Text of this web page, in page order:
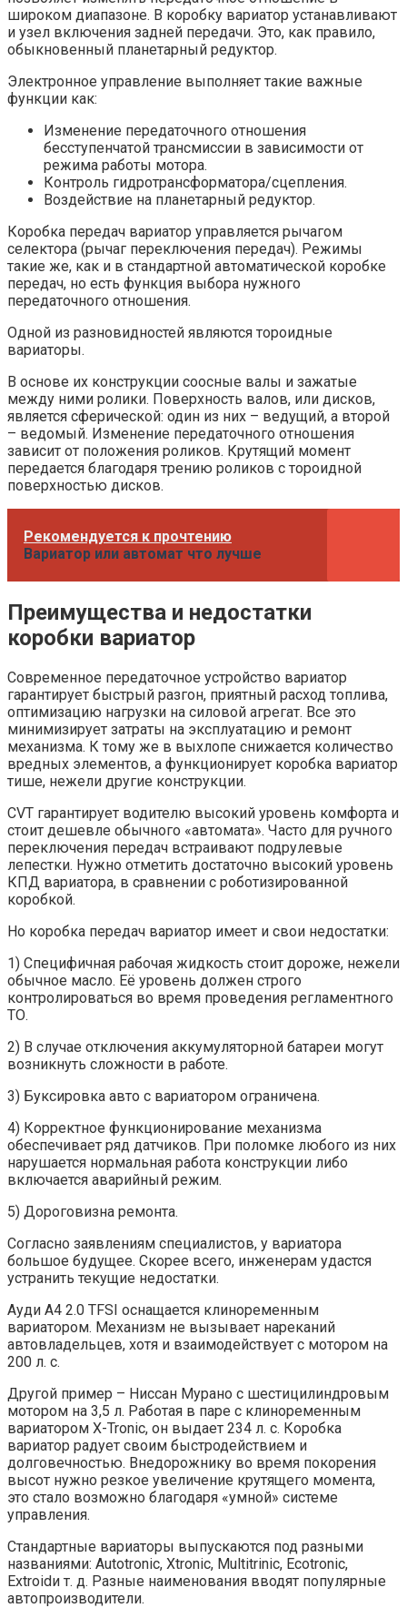
широком диапазоне. В коробку вариатор устанавливают
и узел включения задней передачи. Это, как правило,
обыкновенный планетарный редуктор.
Электронное управление выполняет такие важные
функции как:
Изменение передаточного отношения
бесступенчатой трансмиссии в зависимости от
режима работы мотора.
Контроль гидротрансформатора/сцепления.
Воздействие на планетарный редуктор.
Коробка передач вариатор управляется рычагом
селектора (рычаг переключения передач). Режимы
такие же, как и в стандартной автоматической коробке
передач, но есть функция выбора нужного
передаточного отношения.
Одной из разновидностей являются тороидные
вариаторы.
В основе их конструкции соосные валы и зажатые
между ними ролики. Поверхность валов, или дисков,
является сферической: один из них – ведущий, а второй
– ведомый. Изменение передаточного отношения
зависит от положения роликов. Крутящий момент
передается благодаря трению роликов с тороидной
поверхностью дисков.
Рекомендуется к прочтению
Вариатор или автомат что лучше
Преимущества и недостатки
коробки вариатор
Современное передаточное устройство вариатор
гарантирует быстрый разгон, приятный расход топлива,
оптимизацию нагрузки на силовой агрегат. Все это
минимизирует затраты на эксплуатацию и ремонт
механизма. К тому же в выхлопе снижается количество
вредных элементов, а функционирует коробка вариатор
тише, нежели другие конструкции.
CVT гарантирует водителю высокий уровень комфорта и
стоит дешевле обычного «автомата». Часто для ручного
переключения передач встраивают подрулевые
лепестки. Нужно отметить достаточно высокий уровень
КПД вариатора, в сравнении с роботизированной
коробкой.
Но коробка передач вариатор имеет и свои недостатки:
1) Специфичная рабочая жидкость стоит дороже, нежели
обычное масло. Её уровень должен строго
контролироваться во время проведения регламентного
ТО.
2) В случае отключения аккумуляторной батареи могут
возникнуть сложности в работе.
3) Буксировка авто с вариатором ограничена.
4) Корректное функционирование механизма
обеспечивает ряд датчиков. При поломке любого из них
нарушается нормальная работа конструкции либо
включается аварийный режим.
5) Дороговизна ремонта.
Согласно заявлениям специалистов, у вариатора
большое будущее. Скорее всего, инженерам удастся
устранить текущие недостатки.
Ауди А4 2.0 TFSI оснащается клиноременным
вариатором. Механизм не вызывает нареканий
автовладельцев, хотя и взаимодействует с мотором на
200 л. с.
Другой пример – Ниссан Мурано с шестицилиндровым
мотором на 3,5 л. Работая в паре с клиноременным
вариатором X-Tronic, он выдает 234 л. с. Коробка
вариатор радует своим быстродействием и
долговечностью. Внедорожнику во время покорения
высот нужно резкое увеличение крутящего момента,
это стало возможно благодаря «умной» системе
управления.
Стандартные вариаторы выпускаются под разными
названиями: Autotronic, Xtronic, Multitrinic, Ecotronic,
Extroidи т. д. Разные наименования вводят популярные
автопроизводители.